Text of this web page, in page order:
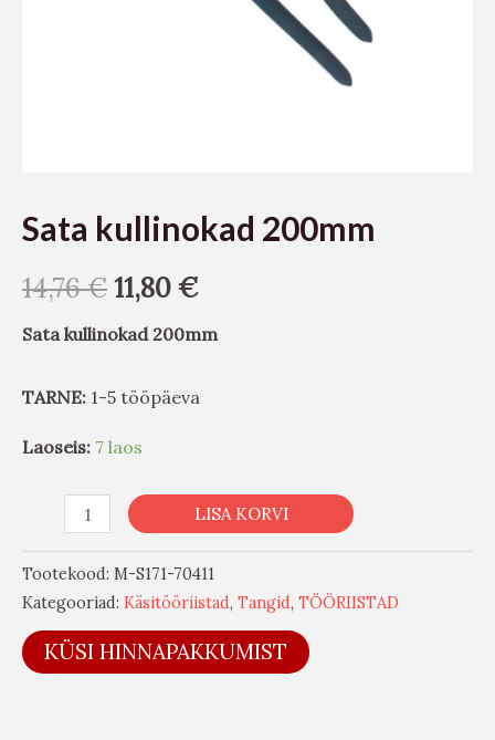
Sata kullinokad 200mm
14,76€11,80€
Sata kullinokad 200mm
TARNE: 1-5 tööpäeva
Laoseis: 7 laos
LISA KORVI
Tootekood: M-S171-70411
Kategooriad: Käsitööriistad, Tangid, TÖÖRIISTAD
KÜSI HINNAPAKKUMIST